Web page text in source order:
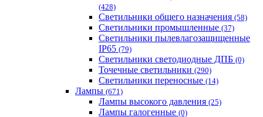
(428)
Светильники общего назначения (58)
Светильники промышленные (37)
Светильники пылевлагозащищенные
IP65 (79)
Светильники светодиодные ДПБ (0)
Точечные светильники (290)
Светильники переносные (14)
Лампы (671)
Лампы высокого давления (25)
Лампы галогенные (0)